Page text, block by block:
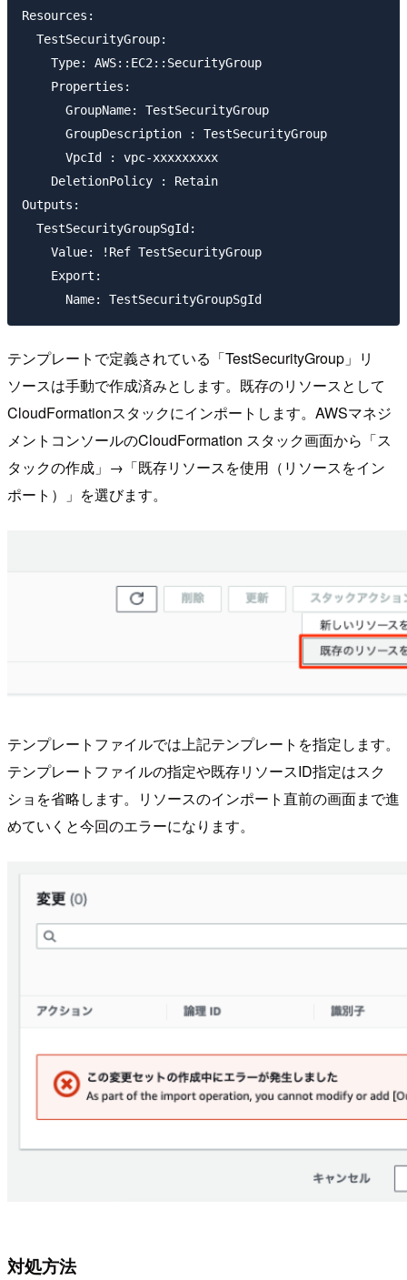
Resources:
  TestSecurityGroup:
    Type: AWS::EC2::SecurityGroup
    Properties:
      GroupName: TestSecurityGroup
      GroupDescription : TestSecurityGroup
      VpcId : vpc-xxxxxxxxx
    DeletionPolicy : Retain
Outputs:
  TestSecurityGroupSgId:
    Value: !Ref TestSecurityGroup
    Export:
テンプレートで定義されている「TestSecurityGroup」リ
ソースは手動で作成済みとします。既存のリソースとして
CloudFormationスタックにインポートします。AWSマネジ
メントコンソールのCloudFormation スタック画面から「ス
タックの作成」→「既存リソースを使用（リソースをイン
ポート）」を選びます。
テンプレートファイルでは上記テンプレートを指定します。
テンプレートファイルの指定や既存リソースID指定はスク
ショを省略します。リソースのインポート直前の画面まで進
めていくと今回のエラーになります。
対処方法